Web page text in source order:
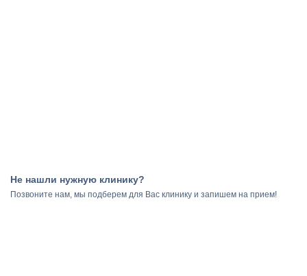
Результаты
Не нашли нужную клинику?
Позвоните нам, мы подберем для Вас клинику и запишем на прием!